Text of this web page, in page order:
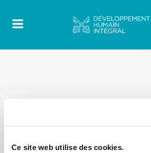
Ce site web utilise des cookies.